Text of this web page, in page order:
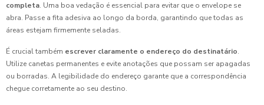
completa. Uma boa vedação é essencial para evitar que o envelope se
abra. Passe a fita adesiva ao longo da borda, garantindo que todas as
áreas estejam firmemente seladas.
É crucial também escrever claramente o endereço do destinatário.
Utilize canetas permanentes e evite anotações que possam ser apagadas
ou borradas. A legibilidade do endereço garante que a correspondência
chegue corretamente ao seu destino.